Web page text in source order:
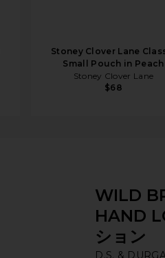
Stoney Clover Lane
Small Pouch in Peach
Stoney Clover Lane
$68
WILD
HAND
ション
D.S. & DURGA